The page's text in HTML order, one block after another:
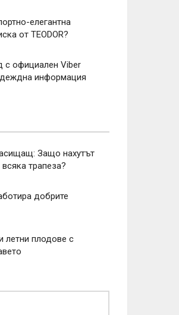
елегантна
от TEODOR?
официален Viber
информация
Защо нахутът
трапеза?
добрите
летни плодове с